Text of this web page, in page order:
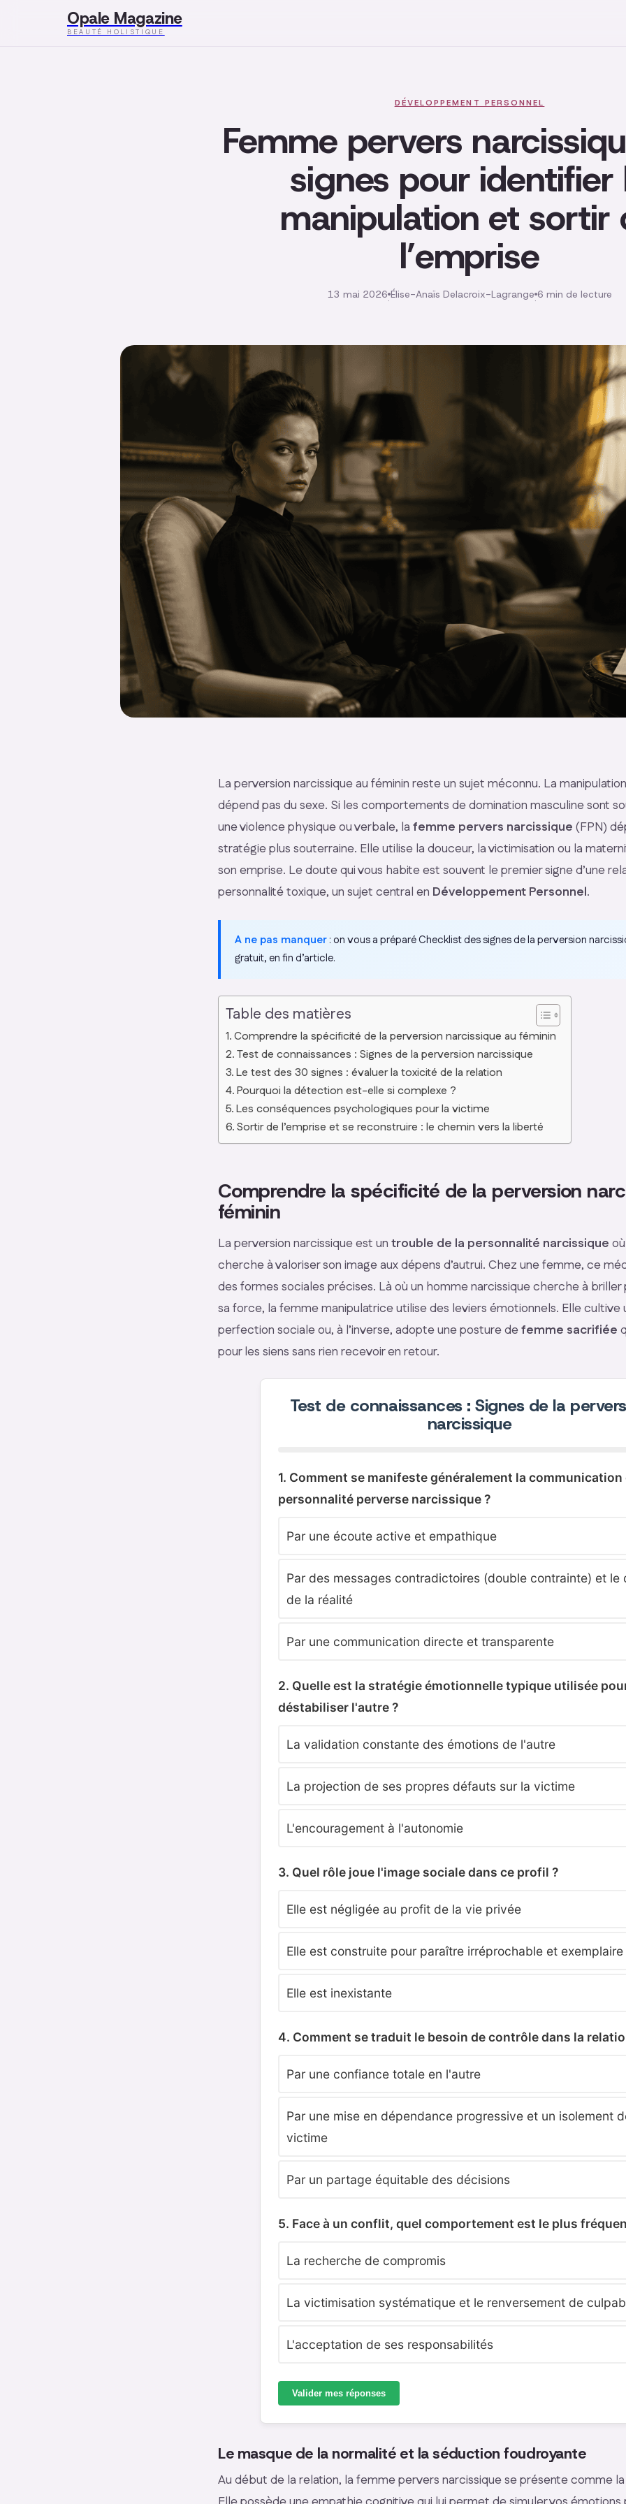
Opale Magazine
BEAUTÉ HOLISTIQUE
DÉVELOPPEMENT PERSONNEL
Femme pervers
signes pour identifier
manipulation et sortir
l’emprise
13 mai 2026·Élise-Anaïs Delacroix-Lagrange·6 min de lecture
La perversion narcissique au féminin reste un sujet méconnu. La
dépend pas du sexe. Si les comportements de domination masculine sont
une violence physique ou verbale, la femme pervers narcissique (FPN)
stratégie plus souterraine. Elle utilise la douceur, la victimisation ou la
son emprise. Le doute qui vous habite est souvent le premier signe d’une
personnalité toxique, un sujet central en Développement Personnel.
A ne pas manquer: on vous a préparéChecklist des signes de la perversion
gratuit, en fin d’article.
Table des matières
Comprendre la spécificité de la perversion narcissique au féminin
Test de connaissances : Signes de la perversion narcissique
Le test des 30 signes : évaluer la toxicité de la relation
Pourquoi la détection est-elle si complexe ?
Les conséquences psychologiques pour la victime
Sortir de l’emprise et se reconstruire : le chemin vers la liberté
Comprendre la spécificité de la perversion
féminin
La perversion narcissique est un trouble de la personnalité narcissique
cherche à valoriser son image aux dépens d’autrui. Chez une femme, ce
des formes sociales précises. Là où un homme narcissique cherche à briller
sa force, la femme manipulatrice utilise des leviers émotionnels. Elle cultive
perfection sociale ou, à l’inverse, adopte une posture defemme sacrifiée
pour les siens sans rien recevoir en retour.
Test de connaissances : Signes de la
narcissique
1. Comment se manifeste généralement la communication
personnalité perverse narcissique ?
Par une écoute active et empathique
Par des messages contradictoires (double contrainte) et le
de la réalité
Par une communication directe et transparente
2. Quelle est la stratégie émotionnelle typique utilisée
déstabiliser l'autre ?
La validation constante des émotions de l'autre
La projection de ses propres défauts sur la victime
L'encouragement à l'autonomie
3. Quel rôle joue l'image sociale dans ce profil ?
Elle est négligée au profit de la vie privée
Elle est construite pour paraître irréprochable et exemplaire
Elle est inexistante
4. Comment se traduit le besoin de contrôle dans la
Par une confiance totale en l'autre
Par une mise en dépendance progressive et un isolement
victime
Par un partage équitable des décisions
5. Face à un conflit, quel comportement est le plus
La recherche de compromis
La victimisation systématique et le renversement de
L'acceptation de ses responsabilités
Valider mes réponses
Le masque de la normalité et la séduction foudroyante
Au début de la relation, la femme pervers narcissique se présente comme